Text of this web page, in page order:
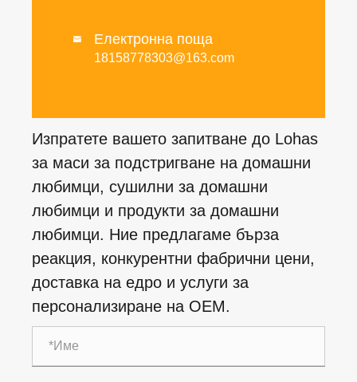
 Електронна поща
18158778303@163.com
Изпратете вашето запитване до Lohas
за маси за подстригване на домашни
любимци, сушилни за домашни
любимци и продукти за домашни
любимци. Ние предлагаме бърза
реакция, конкурентни фабрични цени,
доставка на едро и услуги за
персонализиране на OEM.